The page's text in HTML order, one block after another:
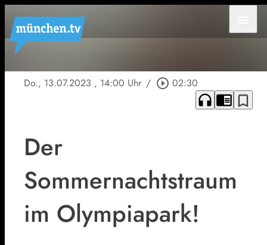
Do., 13.07.2023 , 14:00 Uhr / play_circle_outline 02:30
headphones chrome_reader_mode bookmark_border
Der
Sommernachtstraum
im Olympiapark!